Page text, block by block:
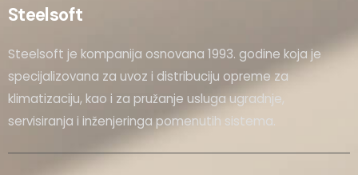
Steelsoft
Steelsoft je kompanija osnovana 1993. godine koja je
specijalizovana za uvoz i distribuciju opreme za
klimatizaciju, kao i za pružanje usluga ugradnje,
servisiranja i inženjeringa pomenutih sistema.